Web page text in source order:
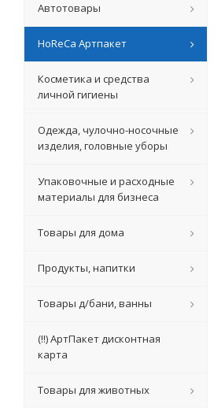
Автотовары
HoReCa Артпакет
Косметика и средства
личной гигиены
Одежда, чулочно-носочные
изделия, головные уборы
Упаковочные и расходные
материалы для бизнеса
Товары для дома
Продукты, напитки
Товары д/бани, ванны
(!!) АртПакет дисконтная
карта
Товары для животных